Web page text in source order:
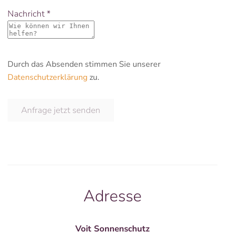
Nachricht*
Durch das Absenden stimmen Sie unserer
Datenschutzerklärung zu.
Anfrage jetzt senden
Adresse
Voit Sonnenschutz